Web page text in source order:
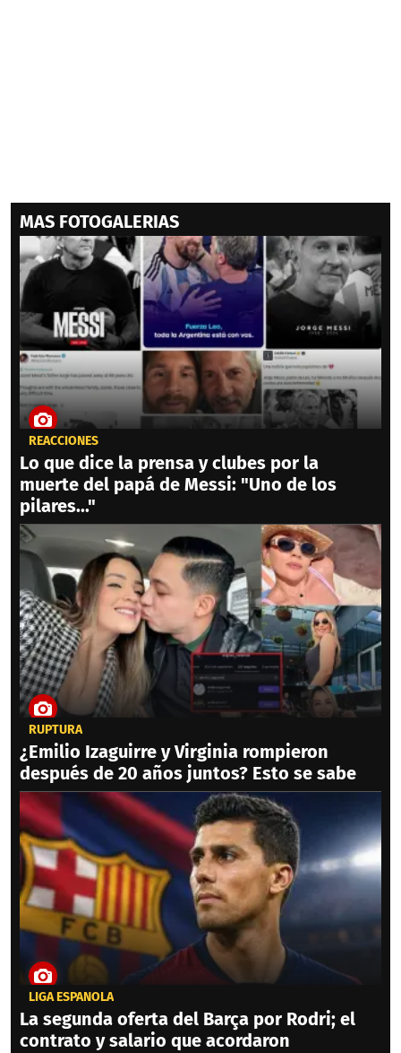
MAS FOTOGALERIAS
REACCIONES
Lo que dice la prensa y clubes por la
muerte del papá de Messi: "Uno de los
pilares..."
RUPTURA
¿Emilio Izaguirre y Virginia rompieron
después de 20 años juntos? Esto se sabe
LIGA ESPAÑOLA
La segunda oferta del Barça por Rodri; el
contrato y salario que acordaron